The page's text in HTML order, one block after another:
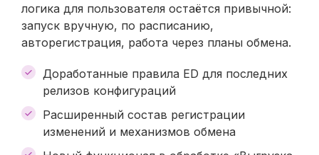
логика для пользователя остаётся привычной:
запуск вручную, по расписанию,
авторегистрация, работа через планы обмена.
Доработанные правила ED для последних
релизов конфигураций
Расширенный состав регистрации
изменений и механизмов обмена